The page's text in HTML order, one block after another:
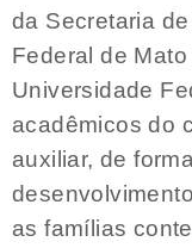
da Secretaria
Federal de
Universidade
acadêmicos do
auxiliar, de
as famílias